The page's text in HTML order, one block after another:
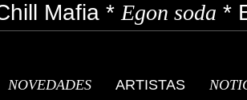
Mafia*Egon soda*
NOVEDADES ARTISTAS